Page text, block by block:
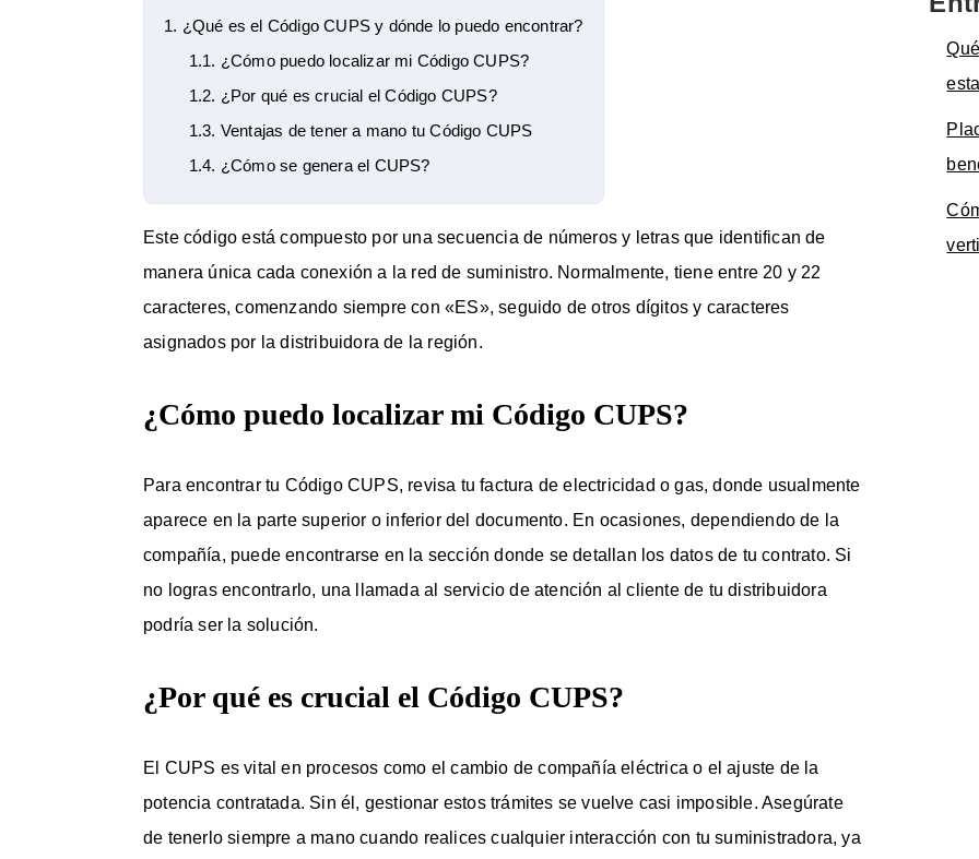
1. ¿Qué es el Código CUPS y dónde lo puedo encontrar?
1.1. ¿Cómo puedo localizar mi Código CUPS?
1.2. ¿Por qué es crucial el Código CUPS?
1.3. Ventajas de tener a mano tu Código CUPS
1.4. ¿Cómo se genera el CUPS?
Este código está compuesto por una secuencia de números y letras que identifican de
manera única cada conexión a la red de suministro. Normalmente, tiene entre 20 y 22
caracteres, comenzando siempre con «ES», seguido de otros dígitos y caracteres
asignados por la distribuidora de la región.
¿Cómo puedo localizar mi Código CUPS?
Para encontrar tu Código CUPS, revisa tu factura de electricidad o gas, donde usualmente
aparece en la parte superior o inferior del documento. En ocasiones, dependiendo de la
compañía, puede encontrarse en la sección donde se detallan los datos de tu contrato. Si
no logras encontrarlo, una llamada al servicio de atención al cliente de tu distribuidora
podría ser la solución.
¿Por qué es crucial el Código CUPS?
El CUPS es vital en procesos como el cambio de compañía eléctrica o el ajuste de la
potencia contratada. Sin él, gestionar estos trámites se vuelve casi imposible. Asegúrate
de tenerlo siempre a mano cuando realices cualquier interacción con tu suministradora, ya